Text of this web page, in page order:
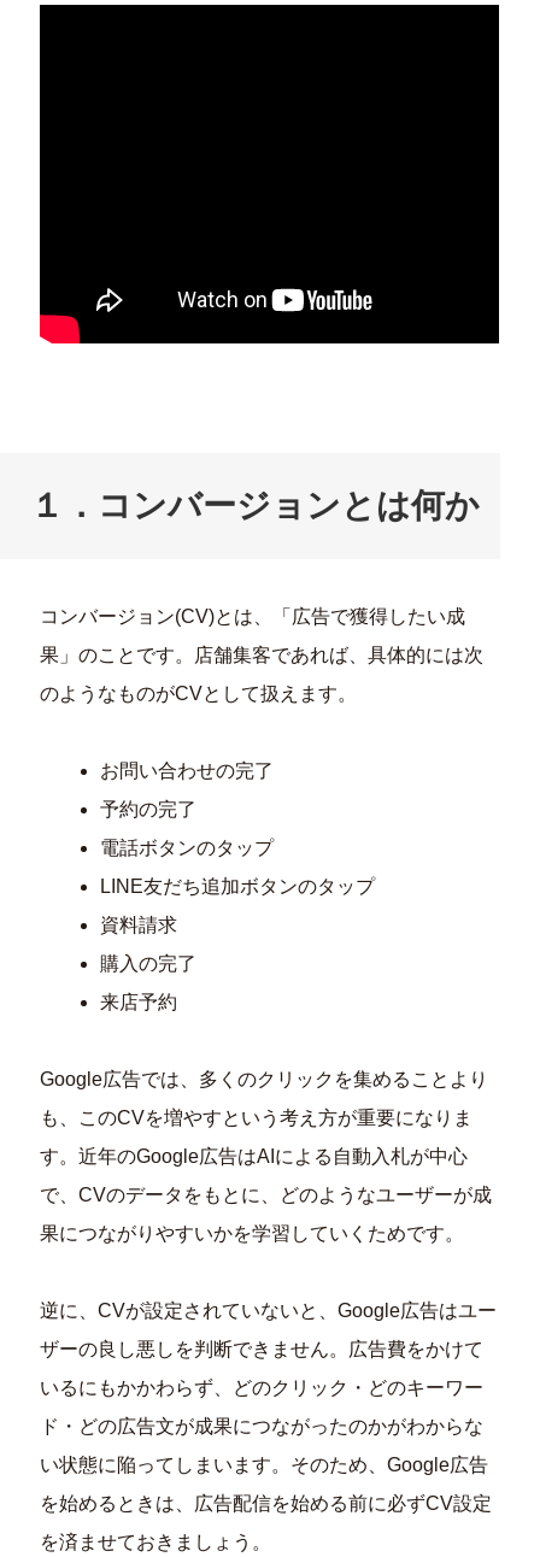
１．コンバージョンとは何か
コンバージョン(CV)とは、「広告で獲得したい成
果」のことです。店舗集客であれば、具体的には次
のようなものがCVとして扱えます。
お問い合わせの完了
予約の完了
電話ボタンのタップ
LINE友だち追加ボタンのタップ
資料請求
購入の完了
来店予約
Google広告では、多くのクリックを集めることより
も、このCVを増やすという考え方が重要になりま
す。近年のGoogle広告はAIによる自動入札が中心
で、CVのデータをもとに、どのようなユーザーが成
果につながりやすいかを学習していくためです。
逆に、CVが設定されていないと、Google広告はユー
ザーの良し悪しを判断できません。広告費をかけて
いるにもかかわらず、どのクリック・どのキーワー
ド・どの広告文が成果につながったのかがわからな
い状態に陥ってしまいます。そのため、Google広告
を始めるときは、広告配信を始める前に必ずCV設定
を済ませておきましょう。